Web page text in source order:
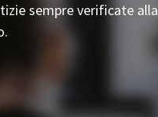
sempre verificate alla